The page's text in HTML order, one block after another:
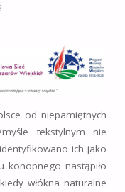
od niepamiętnych
tekstylnym nie
ich jako
konopnego nastąpiło
włókna naturalne